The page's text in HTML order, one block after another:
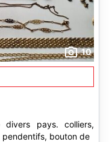
10
divers pays. colliers,
pendentifs, bouton de